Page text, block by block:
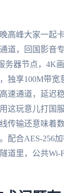
高峰大家一起卡
道，回国影音
务器节点，4K
独享100M带宽
速通道，延迟
这玩意儿打国
传输还意味着
配合AES-256
道里，公共Wi-